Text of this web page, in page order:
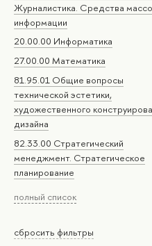
Журналистика. Средства
информации
20.00.00 Информатика
27.00.00 Математика
81.95.01 Общие вопросы
технической эстетики,
художественного
дизайна
82.33.00 Стратегический
менеджмент. Стратегическое
планирование
полный список
сбросить фильтры